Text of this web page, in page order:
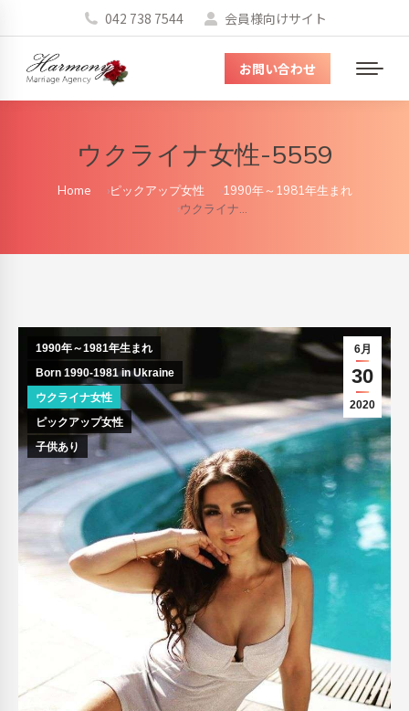
042 738 7544 会員様向けサイト
メ
ニ
お問い合わせ
ウクライナ女性-5559
You are here:
Home ピックアップ女性
1990年～1981年生まれ
ウクライナ…
6月
30
2020
1990年～1981年生まれ
Born 1990-1981 in Ukraine
ウクライナ女性
ピックアップ女性
子供あり